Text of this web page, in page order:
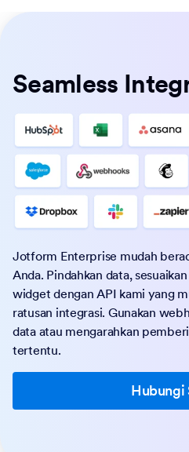
Seamless
Jotform Enterprise mudah
Anda. Pindahkan data,
widget dengan API kami yang
ratusan integrasi. Gunakan
data atau mengarahkan
tertentu.
Hubungi